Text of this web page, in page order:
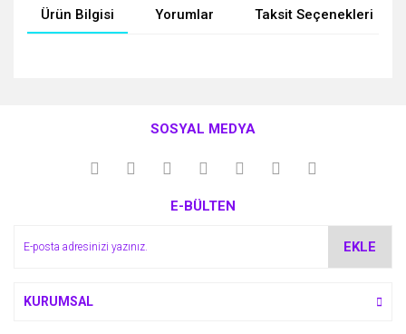
Ürün Bilgisi Yorumlar Taksit Seçenekleri
kullanarak tarafımıza iletebilirsiniz.
Görüş ve önerileriniz için teşekkür ederiz.
Ürün açıklamasında eksik bilgiler bulunuyor.
SOSYAL MEDYA
E-BÜLTEN
EKLE
KURUMSAL